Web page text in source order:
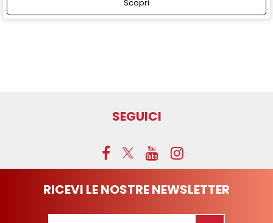
Scopri
SEGUICI
RICEVI LE NOSTRE NEWSLETTER